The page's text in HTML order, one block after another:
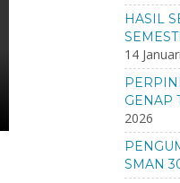
HASIL
14
GENAP
2026
SMAN